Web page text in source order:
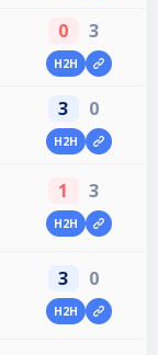
0 3
H2H
3 0
H2H
1 3
H2H
3 0
H2H